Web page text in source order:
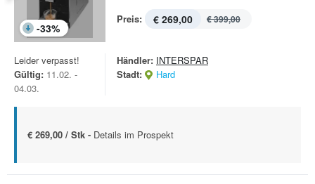
-33%
Preis: € 269,00 € 399,00
Leider verpasst!
Gültig: 11.02. -
04.03.
Händler: INTERSPAR
Stadt:
Hard
€ 269,00 / Stk - Details im Prospekt